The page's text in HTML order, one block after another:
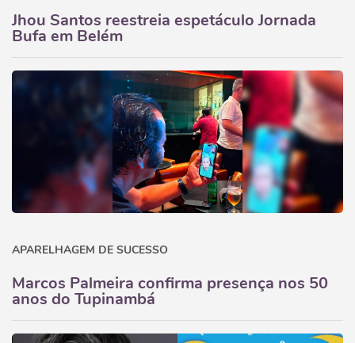
Jhou Santos reestreia espetáculo Jornada
Bufa em Belém
APARELHAGEM DE SUCESSO
Marcos Palmeira confirma presença nos 50
anos do Tupinambá